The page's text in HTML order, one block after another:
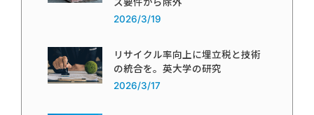
2026/3/19
リサイクル率向上に埋立税と技術
の統合を。英大学の研究
2026/3/17